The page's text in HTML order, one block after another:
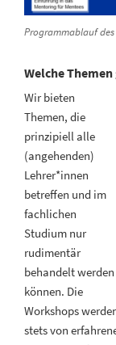
Programmablauf des
Welche
Wir bieten
Themen, die
prinzipiell alle
(angehenden)
Lehrer*innen
betreffen und im
fachlichen
Studium nur
rudimentär
behandelt werden
können. Die
Workshops
stets von